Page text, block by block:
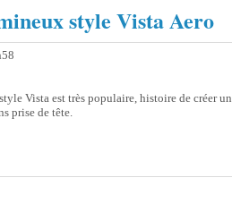
style Vista Aero
Vista est très populaire, histoire de créer un
prise de tête.